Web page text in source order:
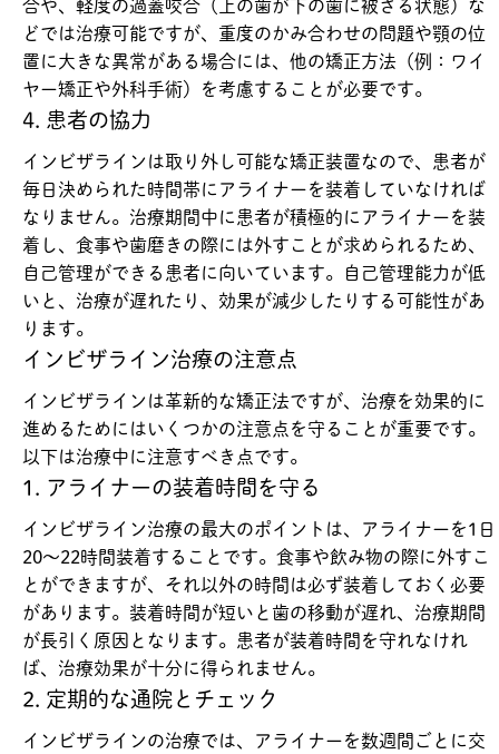
どでは治療可能ですが、重度のかみ合わせの問題や顎の位
置に大きな異常がある場合には、他の矯正方法（例：ワイ
ヤー矯正や外科手術）を考慮することが必要です。
4. 患者の協力
インビザラインは取り外し可能な矯正装置なので、患者が
毎日決められた時間帯にアライナーを装着していなければ
なりません。治療期間中に患者が積極的にアライナーを装
着し、食事や歯磨きの際には外すことが求められるため、
自己管理ができる患者に向いています。自己管理能力が低
いと、治療が遅れたり、効果が減少したりする可能性があ
ります。
インビザライン治療の注意点
インビザラインは革新的な矯正法ですが、治療を効果的に
進めるためにはいくつかの注意点を守ることが重要です。
以下は治療中に注意すべき点です。
1. アライナーの装着時間を守る
インビザライン治療の最大のポイントは、アライナーを1日
20〜22時間装着することです。食事や飲み物の際に外すこ
とができますが、それ以外の時間は必ず装着しておく必要
があります。装着時間が短いと歯の移動が遅れ、治療期間
が長引く原因となります。患者が装着時間を守れなけれ
ば、治療効果が十分に得られません。
2. 定期的な通院とチェック
インビザラインの治療では、アライナーを数週間ごとに交